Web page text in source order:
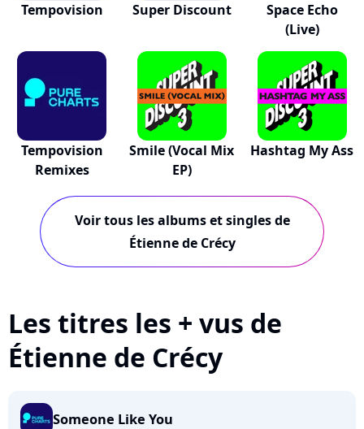
Tempovision Super Discount
Space Echo
(Live)
Tempovision
Remixes
Smile (Vocal Mix
EP)
Hashtag My Ass
Voir tous les albums et singles de
Étienne de Crécy
Les titres les + vus de
Étienne de Crécy
Someone Like You